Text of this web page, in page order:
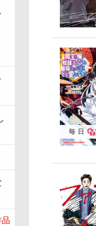
毎日